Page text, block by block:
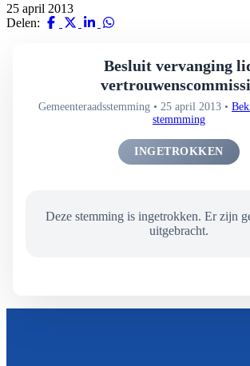
25 april 2013
Delen:
Besluit vervanging
Gemeenteraadsstemming • 25 april 2013 •
stemmming
INGETROKKEN
Deze stemming is ingetrokken. Er zijn
uitgebracht.